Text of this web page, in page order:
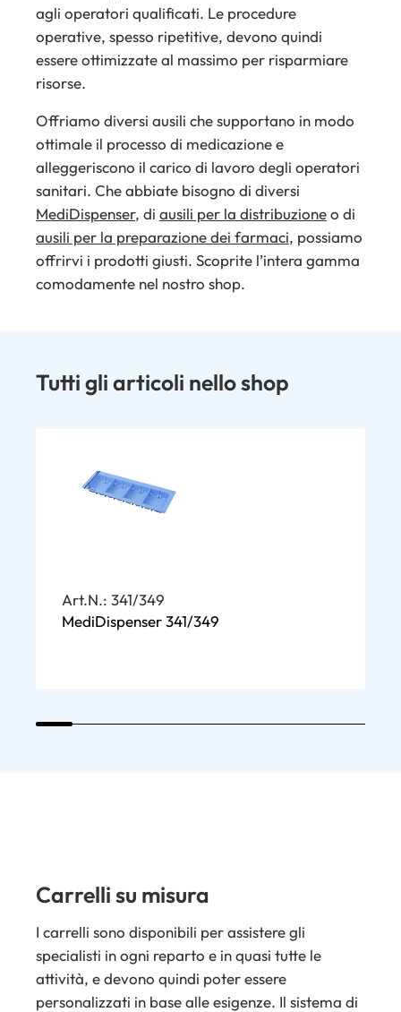
agli operatori qualificati. Le procedure
operative, spesso ripetitive, devono quindi
essere ottimizzate al massimo per risparmiare
risorse.
Offriamo diversi ausili che supportano in modo
ottimale il processo di medicazione e
alleggeriscono il carico di lavoro degli operatori
sanitari. Che abbiate bisogno di diversi
MediDispenser, di ausili per la distribuzioneo di
ausili per la preparazione dei farmaci, possiamo
offrirvi i prodotti giusti. Scoprite l’intera gamma
comodamente nel nostro shop.
Tutti gli articoli nello shop
Art.N.: 341/349
MediDispenser 341/349
Carrelli su misura
I carrelli sono disponibili per assistere gli
specialisti in ogni reparto e in quasi tutte le
attività, e devono quindi poter essere
personalizzati in base alle esigenze. Il sistema di